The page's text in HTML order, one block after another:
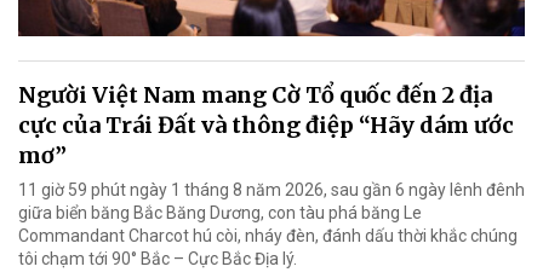
Người Việt Nam mang Cờ Tổ quốc đến 2 địa
cực của Trái Đất và thông điệp “Hãy dám ước
mơ”
11 giờ 59 phút ngày 1 tháng 8 năm 2026, sau gần 6 ngày lênh đênh
giữa biển băng Bắc Băng Dương, con tàu phá băng Le
Commandant Charcot hú còi, nháy đèn, đánh dấu thời khắc chúng
tôi chạm tới 90° Bắc – Cực Bắc Địa lý.